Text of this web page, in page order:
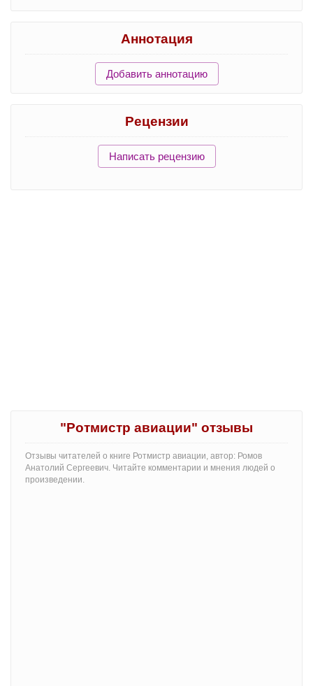
Аннотация
Добавить аннотацию
Рецензии
Написать рецензию
"Ротмистр авиации" отзывы
Отзывы читателей о книге Ротмистр авиации, автор: Ромов
Анатолий Сергеевич. Читайте комментарии и мнения людей о
произведении.